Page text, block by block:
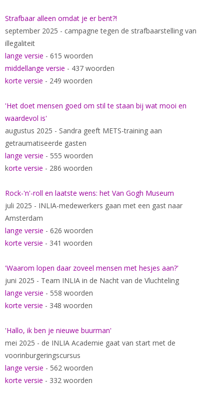
Strafbaar alleen omdat je er bent?!
september 2025 - campagne tegen de strafbaarstelling van
illegaliteit
lange versie - 615 woorden
middellange versie - 437 woorden
korte versie - 249 woorden
'Het doet mensen goed om stil te staan bij wat mooi en
waardevol is'
augustus 2025 - Sandra geeft METS-training aan
getraumatiseerde gasten
lange versie - 555 woorden
korte versie - 286 woorden
Rock-'n'-roll en laatste wens: het Van Gogh Museum
juli 2025 - INLIA-medewerkers gaan met een gast naar
Amsterdam
lange versie - 626 woorden
korte versie - 341 woorden
'Waarom lopen daar zoveel mensen met hesjes aan?'
juni 2025 - Team INLIA in de Nacht van de Vluchteling
lange versie - 558 woorden
korte versie - 348 woorden
'Hallo, ik ben je nieuwe buurman'
mei 2025 - de INLIA Academie gaat van start met de
voorinburgeringscursus
lange versie - 562 woorden
korte versie - 332 woorden